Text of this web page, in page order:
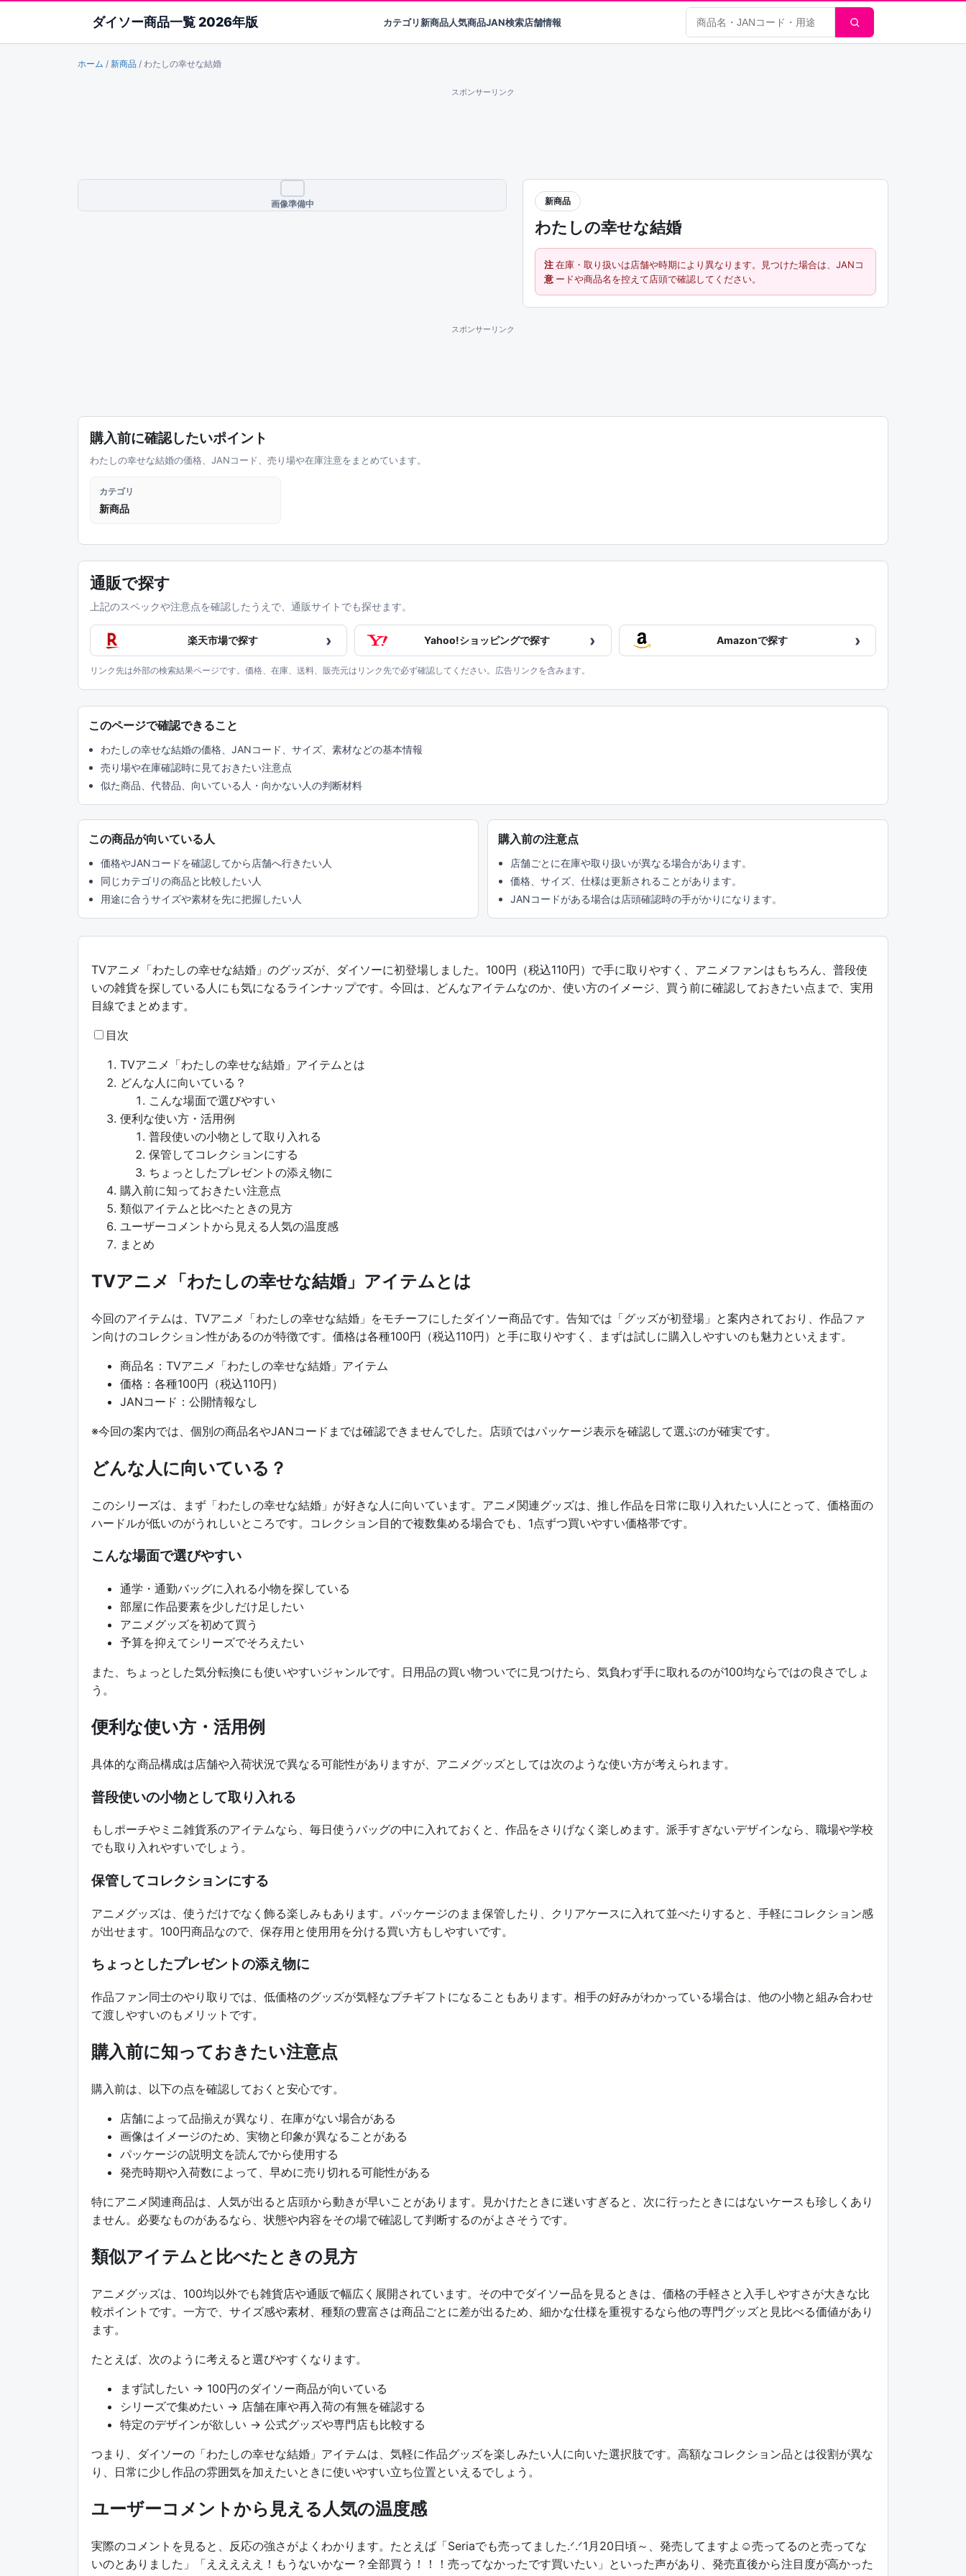
ダイソー商品一覧 2026年版 カテゴリ新商品人気商品JAN検索店舗情報 商品検索
ホーム / 新商品 / わたしの幸せな結婚
スポンサーリンク
画像準備中 新商品
わたしの幸せな結婚
注
意
在庫・取り扱いは店舗や時期により異なります。見つけた場合は、JANコ
ードや商品名を控えて店頭で確認してください。
スポンサーリンク
購入前に確認したいポイント
わたしの幸せな結婚の価格、JANコード、売り場や在庫注意をまとめています。
カテゴリ
新商品
通販で探す
上記のスペックや注意点を確認したうえで、通販サイトでも探せます。
楽天市場で探す › Yahoo!ショッピングで探す › Amazonで探す ›
リンク先は外部の検索結果ページです。価格、在庫、送料、販売元はリンク先で必ず確認してください。広告リンクを含みます。
このページで確認できること
わたしの幸せな結婚の価格、JANコード、サイズ、素材などの基本情報
売り場や在庫確認時に見ておきたい注意点
似た商品、代替品、向いている人・向かない人の判断材料
この商品が向いている人
価格やJANコードを確認してから店舗へ行きたい人
同じカテゴリの商品と比較したい人
用途に合うサイズや素材を先に把握したい人
購入前の注意点
店舗ごとに在庫や取り扱いが異なる場合があります。
価格、サイズ、仕様は更新されることがあります。
JANコードがある場合は店頭確認時の手がかりになります。
TVアニメ「わたしの幸せな結婚」のグッズが、ダイソーに初登場しました。100円（税込110円）で手に取りやすく、アニメファンはもちろん、普段使
いの雑貨を探している人にも気になるラインナップです。今回は、どんなアイテムなのか、使い方のイメージ、買う前に確認しておきたい点まで、実用
目線でまとめます。
目次
TVアニメ「わたしの幸せな結婚」アイテムとは
どんな人に向いている？
こんな場面で選びやすい
便利な使い方・活用例
普段使いの小物として取り入れる
保管してコレクションにする
ちょっとしたプレゼントの添え物に
購入前に知っておきたい注意点
類似アイテムと比べたときの見方
ユーザーコメントから見える人気の温度感
まとめ
TVアニメ「わたしの幸せな結婚」アイテムとは
今回のアイテムは、TVアニメ「わたしの幸せな結婚」をモチーフにしたダイソー商品です。告知では「グッズが初登場」と案内されており、作品ファ
ン向けのコレクション性があるのが特徴です。価格は各種100円（税込110円）と手に取りやすく、まずは試しに購入しやすいのも魅力といえます。
商品名：TVアニメ「わたしの幸せな結婚」アイテム
価格：各種100円（税込110円）
JANコード：公開情報なし
※今回の案内では、個別の商品名やJANコードまでは確認できませんでした。店頭ではパッケージ表示を確認して選ぶのが確実です。
どんな人に向いている？
このシリーズは、まず「わたしの幸せな結婚」が好きな人に向いています。アニメ関連グッズは、推し作品を日常に取り入れたい人にとって、価格面の
ハードルが低いのがうれしいところです。コレクション目的で複数集める場合でも、1点ずつ買いやすい価格帯です。
こんな場面で選びやすい
通学・通勤バッグに入れる小物を探している
部屋に作品要素を少しだけ足したい
アニメグッズを初めて買う
予算を抑えてシリーズでそろえたい
また、ちょっとした気分転換にも使いやすいジャンルです。日用品の買い物ついでに見つけたら、気負わず手に取れるのが100均ならではの良さでしょ
う。
便利な使い方・活用例
具体的な商品構成は店舗や入荷状況で異なる可能性がありますが、アニメグッズとしては次のような使い方が考えられます。
普段使いの小物として取り入れる
もしポーチやミニ雑貨系のアイテムなら、毎日使うバッグの中に入れておくと、作品をさりげなく楽しめます。派手すぎないデザインなら、職場や学校
でも取り入れやすいでしょう。
保管してコレクションにする
アニメグッズは、使うだけでなく飾る楽しみもあります。パッケージのまま保管したり、クリアケースに入れて並べたりすると、手軽にコレクション感
が出せます。100円商品なので、保存用と使用用を分ける買い方もしやすいです。
ちょっとしたプレゼントの添え物に
作品ファン同士のやり取りでは、低価格のグッズが気軽なプチギフトになることもあります。相手の好みがわかっている場合は、他の小物と組み合わせ
て渡しやすいのもメリットです。
購入前に知っておきたい注意点
購入前は、以下の点を確認しておくと安心です。
店舗によって品揃えが異なり、在庫がない場合がある
画像はイメージのため、実物と印象が異なることがある
パッケージの説明文を読んでから使用する
発売時期や入荷数によって、早めに売り切れる可能性がある
特にアニメ関連商品は、人気が出ると店頭から動きが早いことがあります。見かけたときに迷いすぎると、次に行ったときにはないケースも珍しくあり
ません。必要なものがあるなら、状態や内容をその場で確認して判断するのがよさそうです。
類似アイテムと比べたときの見方
アニメグッズは、100均以外でも雑貨店や通販で幅広く展開されています。その中でダイソー品を見るときは、価格の手軽さと入手しやすさが大きな比
較ポイントです。一方で、サイズ感や素材、種類の豊富さは商品ごとに差が出るため、細かな仕様を重視するなら他の専門グッズと見比べる価値があり
ます。
たとえば、次のように考えると選びやすくなります。
まず試したい → 100円のダイソー商品が向いている
シリーズで集めたい → 店舗在庫や再入荷の有無を確認する
特定のデザインが欲しい → 公式グッズや専門店も比較する
つまり、ダイソーの「わたしの幸せな結婚」アイテムは、気軽に作品グッズを楽しみたい人に向いた選択肢です。高額なコレクション品とは役割が異な
り、日常に少し作品の雰囲気を加えたいときに使いやすい立ち位置といえるでしょう。
ユーザーコメントから見える人気の温度感
実際のコメントを見ると、反応の強さがよくわかります。たとえば「Seriaでも売ってました.ᐟ‪.ᐟ‪1月20日頃～、発売してますよ☺️売ってるのと売ってな
いのとありました」「えええええ！もうないかなー？全部買う！！！売ってなかったです買いたい」といった声があり、発売直後から注目度が高かった